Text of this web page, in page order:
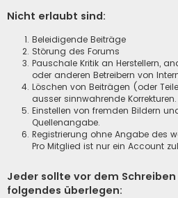
Nicht erlaubt sind:
Beleidigende Beiträge
Störung des Forums
Pauschale Kritik an Herstellern,
oder anderen Betreibern von
Löschen von Beiträgen (oder
ausser sinnwahrende Korrekturen.
Einstellen von fremden Bildern
Quellenangabe.
Registrierung ohne Angabe des
Pro Mitglied ist nur ein Account
Jeder sollte vor dem
folgendes überlegen: